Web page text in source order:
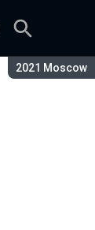
Сезон:
2021 Moscow